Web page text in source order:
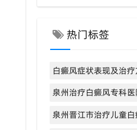
热门标签
白癜风症状表现及治
泉州治疗白癜风专科医
泉州晋江市治疗儿童